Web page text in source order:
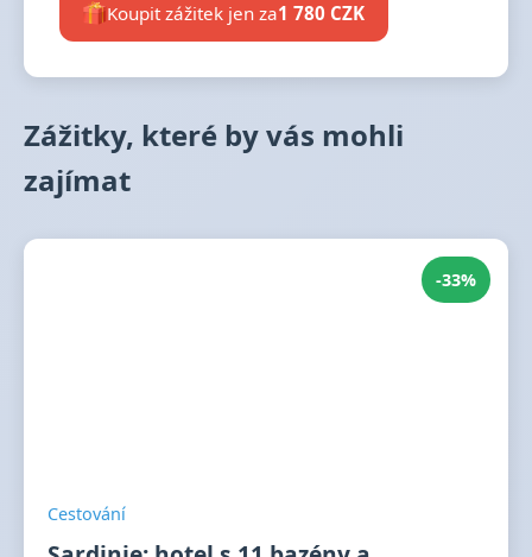
Koupit zážitek jen za1 780 CZK
Zážitky, které by vás mohli
zajímat
-33%
Cestování